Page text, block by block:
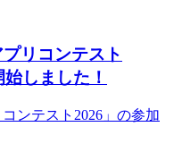
リコンテスト
しました！
ンテスト2026」の参加